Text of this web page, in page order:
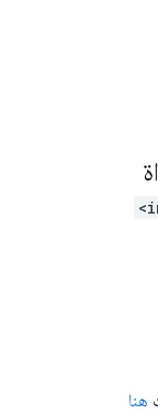
هنا